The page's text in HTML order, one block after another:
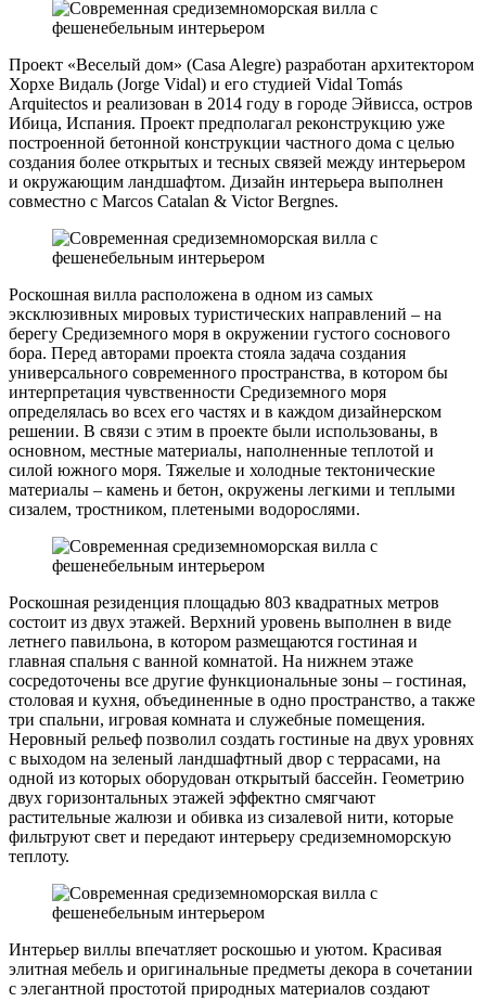
Проект «Веселый дом» (Casa Alegre) разработан архитектором
Хорхе Видаль (Jorge Vidal) и его студией Vidal Tomás
Arquitectos и реализован в 2014 году в городе Эйвисса, остров
Ибица, Испания. Проект предполагал реконструкцию уже
построенной бетонной конструкции частного дома с целью
создания более открытых и тесных связей между интерьером
и окружающим ландшафтом. Дизайн интерьера выполнен
совместно с Marcos Catalan & Victor Bergnes.
Роскошная вилла расположена в одном из самых
эксклюзивных мировых туристических направлений – на
берегу Средиземного моря в окружении густого соснового
бора. Перед авторами проекта стояла задача создания
универсального современного пространства, в котором бы
интерпретация чувственности Средиземного моря
определялась во всех его частях и в каждом дизайнерском
решении. В связи с этим в проекте были использованы, в
основном, местные материалы, наполненные теплотой и
силой южного моря. Тяжелые и холодные тектонические
материалы – камень и бетон, окружены легкими и теплыми
сизалем, тростником, плетеными водорослями.
Роскошная резиденция площадью 803 квадратных метров
состоит из двух этажей. Верхний уровень выполнен в виде
летнего павильона, в котором размещаются гостиная и
главная спальня с ванной комнатой. На нижнем этаже
сосредоточены все другие функциональные зоны – гостиная,
столовая и кухня, объединенные в одно пространство, а также
три спальни, игровая комната и служебные помещения.
Неровный рельеф позволил создать гостиные на двух уровнях
с выходом на зеленый ландшафтный двор с террасами, на
одной из которых оборудован открытый бассейн. Геометрию
двух горизонтальных этажей эффектно смягчают
растительные жалюзи и обивка из сизалевой нити, которые
фильтруют свет и передают интерьеру средиземноморскую
теплоту.
Интерьер виллы впечатляет роскошью и уютом. Красивая
элитная мебель и оригинальные предметы декора в сочетании
с элегантной простотой природных материалов создают